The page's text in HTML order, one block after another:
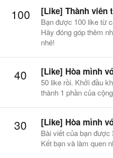
100 [Like] Thành viên
Bạn được 100 like từ
Hãy đóng góp thêm
nhé!
40 [Like] Hòa mình
50 like rồi. Khởi đầu
thành 1 phần của
30 [Like] Hòa mình
Bài viết của bạn được
Kết bạn và làm quen